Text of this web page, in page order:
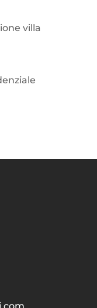
villa